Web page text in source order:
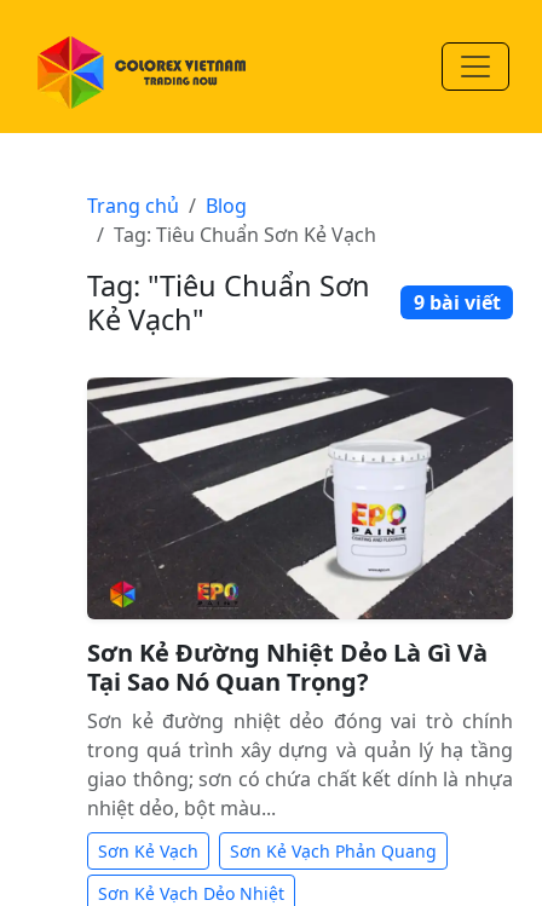
Trang chủ
Blog
Tag: Tiêu Chuẩn Sơn Kẻ Vạch
Tag: "Tiêu Chuẩn Sơn
Kẻ Vạch"
9 bài viết
Sơn Kẻ Đường Nhiệt Dẻo Là Gì Và
Tại Sao Nó Quan Trọng?
Sơn kẻ đường nhiệt dẻo đóng vai trò chính
trong quá trình xây dựng và quản lý hạ tầng
giao thông; sơn có chứa chất kết dính là nhựa
nhiệt dẻo, bột màu...
Sơn Kẻ Vạch
Sơn Kẻ Vạch Phản Quang
Sơn Kẻ Vạch Dẻo Nhiệt